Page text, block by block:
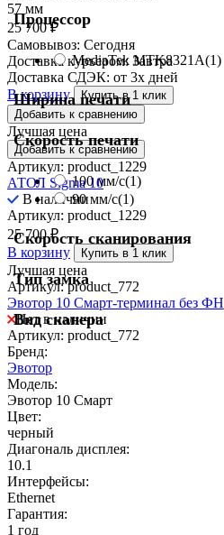
Процессор
MediaTek MTK8321A(1)
Ширина печати
Скорость печати
100 мм/с(1)
90 мм/с(1)
Скорость сканирования
Тип замка
Вид сканера
57 мм
25 700₽
Самовывоз: Сегодня
Доставка курьером:Завтра
Доставка СДЭК: от 3х дней
В корзину
Купить в 1 клик
Добавить к сравнению
Лучшая цена
Добавить к сравнению
Артикул: product_1229
АТОЛ Sigma 10
В наличии
Артикул: product_1229
25 700₽
В корзину
Купить в 1 клик
Лучшая цена
Артикул: product_772
Эвотор 10 Смарт-терминал без ФН
Нет в наличии
Артикул: product_772
Бренд:
Эвотор
Модель:
Эвотор 10 Смарт
Цвет:
черный
Диагональ дисплея:
10.1
Интерфейсы:
Ethernet
Гарантия:
1 год